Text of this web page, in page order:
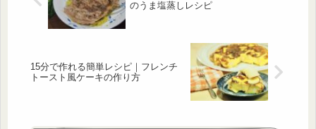
のうま塩蒸しレシピ
15分で作れる簡単レシピ｜フレンチ
トースト風ケーキの作り方